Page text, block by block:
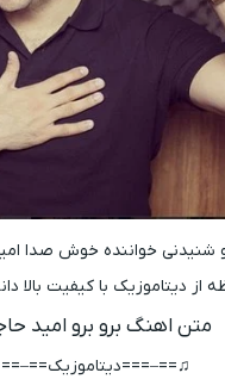
خواننده خوش صدا
از دیتاموزیک با کیفیت بالا
متن اهنگ برو برو امید